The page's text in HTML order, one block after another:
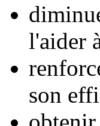
l'aider
son